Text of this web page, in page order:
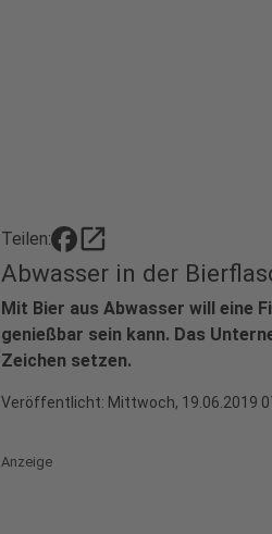
Teilen: open_in_new
Abwasser in der
Mit Bier aus Abwasser will eine
genießbar sein kann. Das
Zeichen setzen.
Veröffentlicht: Mittwoch, 19.06.2019
Anzeige